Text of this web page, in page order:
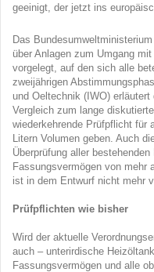
geeinigt, der jetzt ins
Das
über Anlagen zum Umgang
vorgelegt, auf den sich alle
zweijährigen
und Oeltechnik (IWO)
Vergleich zum lange
wiederkehrende Prüfpflicht für
Litern Volumen geben. Auch
Überprüfung aller
Fassungsvermögen von mehr
ist in dem Entwurf nicht mehr
Prüfpflichten wie bisher
Wird der aktuelle
auch – unterirdische
Fassungsvermögen und alle